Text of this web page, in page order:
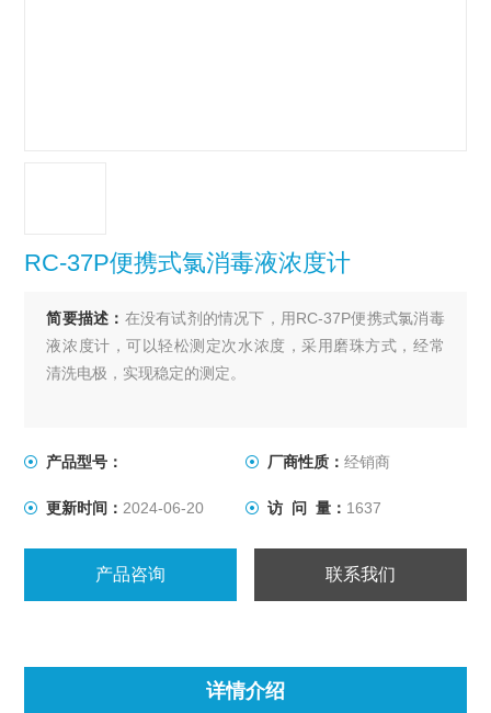
RC-37P便携式氯消毒液浓度计
简要描述： 在没有试剂的情况下，用RC-37P便携式氯消毒
液浓度计，可以轻松测定次水浓度，采用磨珠方式，经常
清洗电极，实现稳定的测定。
产品型号： 厂商性质： 经销商
更新时间： 2024-06-20 访 问 量： 1637
产品咨询 联系我们
详情介绍